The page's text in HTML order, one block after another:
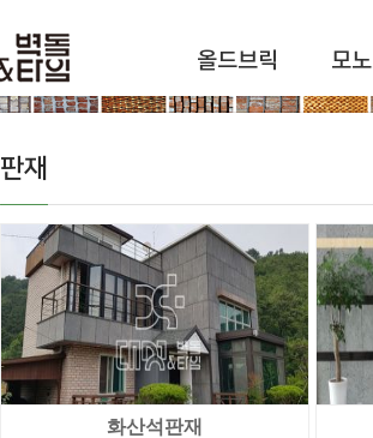
올드브릭 모
판재
화산석판재